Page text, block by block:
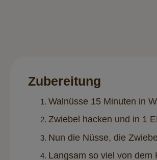
Zubereitung
Walnüsse 15 Minuten in
Zwiebel hacken und in 1
Nun die Nüsse, die
Langsam so viel von dem